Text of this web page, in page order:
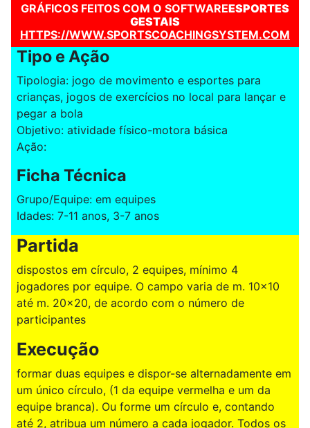
GRÁFICOS FEITOS COM O SOFTWAREESPORTES
GESTAIS
HTTPS://WWW.SPORTSCOACHINGSYSTEM.COM
Tipo e Ação
Tipologia: jogo de movimento e esportes para
crianças, jogos de exercícios no local para lançar e
pegar a bola
Objetivo: atividade físico-motora básica
Ação:
Ficha Técnica
Grupo/Equipe: em equipes
Idades: 7-11 anos, 3-7 anos
Partida
dispostos em círculo, 2 equipes, mínimo 4
jogadores por equipe. O campo varia de m. 10x10
até m. 20x20, de acordo com o número de
participantes
Execução
formar duas equipes e dispor-se alternadamente em
um único círculo, (1 da equipe vermelha e um da
equipe branca). Ou forme um círculo e, contando
até 2, atribua um número a cada jogador. Todos os